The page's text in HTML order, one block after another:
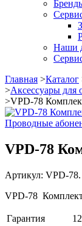
Наши
Главная >Каталог
>Аксессуары для
>VPD-78
Проводные
VPD-78
Артикул: VPD-
VPD-78
Гарантия